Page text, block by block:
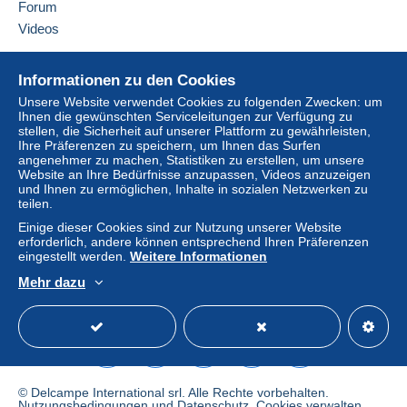
Sollten die Verkaufsbedingungen des Verkäufers
Klauseln enthalten, die sich auf die Zahlung
Zahlungsbedingungen der Delcampe-Website, wie
sie in den Nutzungsbedingungen definiert sind.
Käufe müssen, nachdem der Verkäufer die
Endabrechnung geschickt hat, innerhalb von14
Tagenbezahlt werden.
Garantie:
Lasten des Käufers.
Alle Angaben zu Fristen bezüglich der
Rücksendung von Artikeln und der Rückerstattung
des Kaufbetrags finden Sie in der
Frais de port selon les tarifs en vigueur pour la Belgique
Informationen zu den Cookies
Unsere Website verwendet Cookies zu folgenden Zwecken: um
Ihnen die gewünschten Serviceleitungen zur Verfügung zu
stellen, die Sicherheit auf unserer Plattform zu gewährleisten,
Ihre Präferenzen zu speichern, um Ihnen das Surfen
angenehmer zu machen, Statistiken zu erstellen, um unsere
Website an Ihre Bedürfnisse anzupassen, Videos anzuzeigen
und Ihnen zu ermöglichen, Inhalte in sozialen Netzwerken zu
teilen.
Einige dieser Cookies sind zur Nutzung unserer Website
erforderlich, andere können entsprechend Ihren Präferenzen
eingestellt werden. Weitere Informationen
Mehr dazu
Forum
Videos
Online-Hilfe
Auf Delcampe kaufen
Auf Delcampe verkaufen
Eine sichere Website
© Delcampe International srl. Alle Rechte vorbehalten.